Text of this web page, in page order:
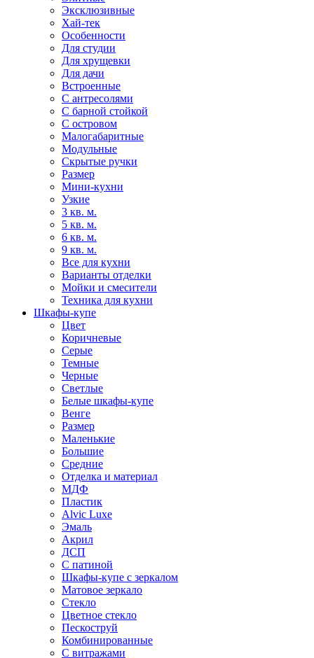
Эксклюзивные
Хай-тек
Особенности
Для студии
Для хрущевки
Для дачи
Встроенные
С антресолями
С барной стойкой
С островом
Малогабаритные
Модульные
Скрытые ручки
Размер
Мини-кухни
Узкие
3 кв. м.
5 кв. м.
6 кв. м.
9 кв. м.
Все для кухни
Варианты отделки
Мойки и смесители
Техника для кухни
Шкафы-купе
Цвет
Коричневые
Серые
Темные
Черные
Светлые
Белые шкафы-купе
Венге
Размер
Маленькие
Большие
Средние
Отделка и материал
МДФ
Пластик
Alvic Luxe
Эмаль
Акрил
ДСП
С патиной
Шкафы-купе с зеркалом
Матовое зеркало
Стекло
Цветное стекло
Пескоструй
Комбинированные
С витражами